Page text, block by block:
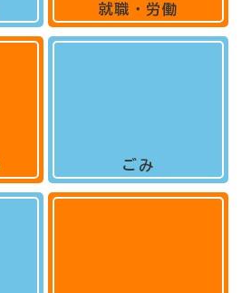
就職・労働
ごみ